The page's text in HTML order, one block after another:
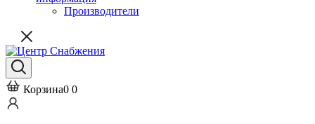
Производители
Корзина0 0